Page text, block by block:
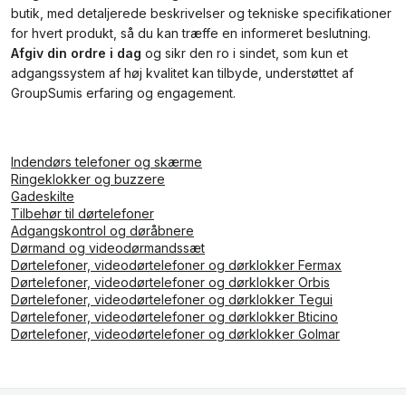
butik, med detaljerede beskrivelser og tekniske specifikationer
for hvert produkt, så du kan træffe en informeret beslutning.
Afgiv din ordre i dag og sikr den ro i sindet, som kun et
adgangssystem af høj kvalitet kan tilbyde, understøttet af
GroupSumis erfaring og engagement.
Indendørs telefoner og skærme
Ringeklokker og buzzere
Gadeskilte
Tilbehør til dørtelefoner
Adgangskontrol og døråbnere
Dørmand og videodørmandssæt
Dørtelefoner, videodørtelefoner og dørklokker Fermax
Dørtelefoner, videodørtelefoner og dørklokker Orbis
Dørtelefoner, videodørtelefoner og dørklokker Tegui
Dørtelefoner, videodørtelefoner og dørklokker Bticino
Dørtelefoner, videodørtelefoner og dørklokker Golmar